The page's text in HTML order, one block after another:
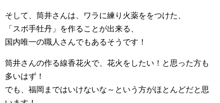
そして、筒井さんは、ワラに練り火薬ををつけた、
「スボ手牡丹」を作ることが出来る、
国内唯一の職人さんでもあるそうです！
筒井さんの作る線香花火で、花火をしたい！と思った方も
多いはず！
でも、福岡まではいけないな～という方がほとんどだと思